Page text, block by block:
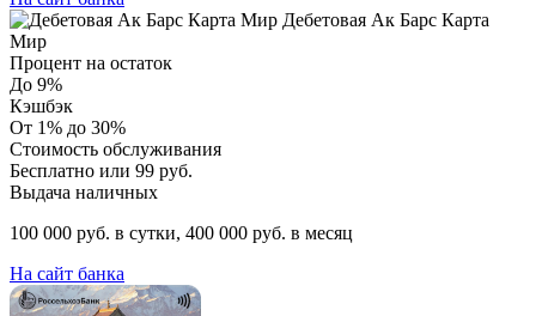
Дебетовая Ак Барс Карта
Мир
Процент на остаток
До 9%
Кэшбэк
От 1% до 30%
Стоимость обслуживания
Бесплатно или 99 руб.
Выдача наличных
100 000 руб. в сутки, 400 000 руб. в месяц
На сайт банка